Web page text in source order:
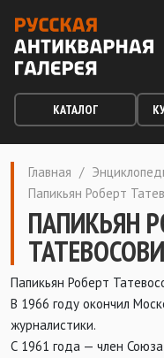
КАТАЛОГ
Главная /
Папикьян Роберт
ПАПИКЬЯН
Папикьян Роберт
В 1966 году окончил
журналистики.
С 1961 года — член